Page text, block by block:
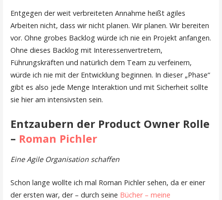
Entgegen der weit verbreiteten Annahme heißt agiles
Arbeiten nicht, dass wir nicht planen. Wir planen. Wir bereiten
vor. Ohne grobes Backlog würde ich nie ein Projekt anfangen.
Ohne dieses Backlog mit Interessenvertretern,
Führungskräften und natürlich dem Team zu verfeinern,
würde ich nie mit der Entwicklung beginnen. In dieser „Phase“
gibt es also jede Menge Interaktion und mit Sicherheit sollte
sie hier am intensivsten sein.
Entzaubern der Product Owner Rolle
– Roman Pichler
Eine Agile Organisation schaffen
Schon lange wollte ich mal Roman Pichler sehen, da er einer
der ersten war, der – durch seine Bücher – meine